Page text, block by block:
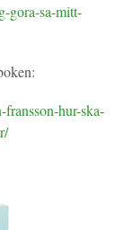
gora-sa-mitt-
hur-ska-